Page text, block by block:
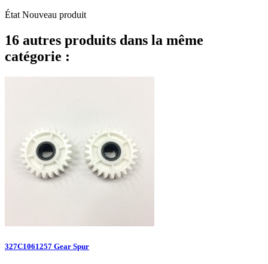
État Nouveau produit
16 autres produits dans la même
catégorie :
327C1061257 Gear Spur